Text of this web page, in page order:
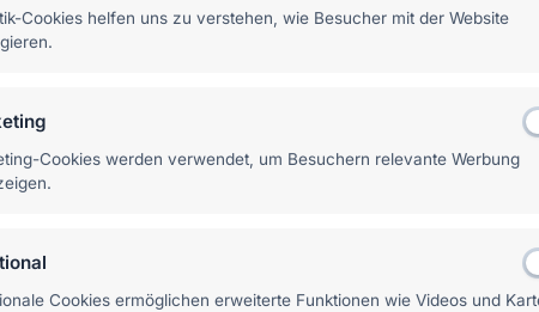
maximale Flexibilität.
Betrieb – wir begleiten Sie auf dem gesamten Weg zu
Cookies helfen uns zu verstehen, wie Besucher mit der Website
Cookies werden verwendet, um Besuchern relevante Werbung
Cookies ermöglichen erweiterte Funktionen wie Videos und